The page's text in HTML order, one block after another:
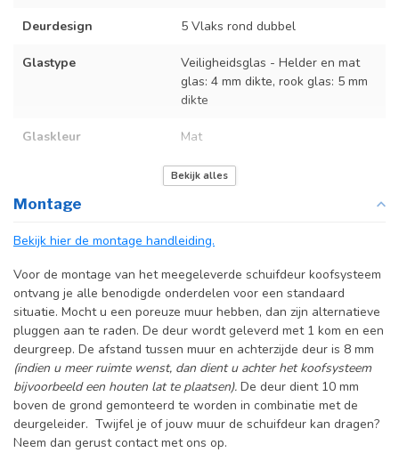
Deurdesign 5 Vlaks rond dubbel
Glastype
Veiligheidsglas - Helder en mat
glas: 4 mm dikte, rook glas: 5 mm
dikte
Glaskleur Mat
Op maat gemaakt
Incl. deurgreep
Incl. systeem
Bekijk alles
Montage
Bekijk hier de montage handleiding.
Voor de montage van het meegeleverde schuifdeur koofsysteem
ontvang je alle benodigde onderdelen voor een standaard
situatie. Mocht u een poreuze muur hebben, dan zijn alternatieve
pluggen aan te raden. De deur wordt geleverd met 1 kom en een
deurgreep. De afstand tussen muur en achterzijde deur is 8 mm
(indien u meer ruimte wenst, dan dient u achter het koofsysteem
bijvoorbeeld een houten lat te plaatsen). De deur dient 10 mm
boven de grond gemonteerd te worden in combinatie met de
deurgeleider. Twijfel je of jouw muur de schuifdeur kan dragen?
Neem dan gerust contact met ons op.